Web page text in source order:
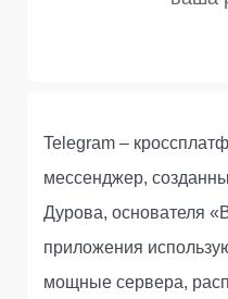
Telegram –
мессенджер,
Дурова, основателя
приложения
мощные сервера,